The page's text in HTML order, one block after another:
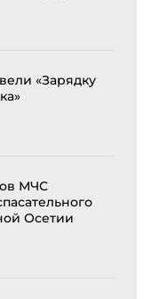
«Зарядку
МЧС
Осетии